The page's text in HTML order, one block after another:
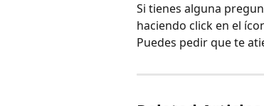
Si tienes alguna
haciendo click en el
Puedes pedir que te